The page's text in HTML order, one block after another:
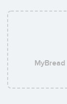
MyBread